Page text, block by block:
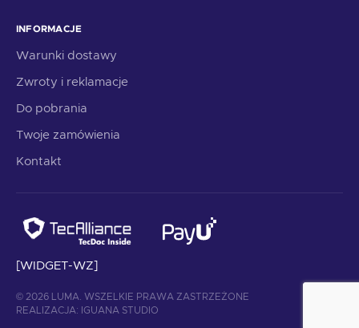
INFORMACJE
Warunki dostawy
Zwroty i reklamacje
Do pobrania
Twoje zamówienia
Kontakt
[WIDGET-WZ]
© 2026 LUMA. WSZELKIE PRAWA ZASTRZEŻONE
REALIZACJA: IGUANA STUDIO